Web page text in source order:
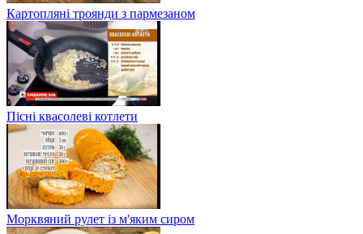
Картопляні троянди з пармезаном
Пісні квасолеві котлети
Морквяний рулет із м'яким сиром